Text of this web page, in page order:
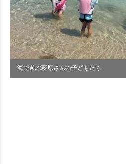
海で遊ぶ萩原さんの子どもたち